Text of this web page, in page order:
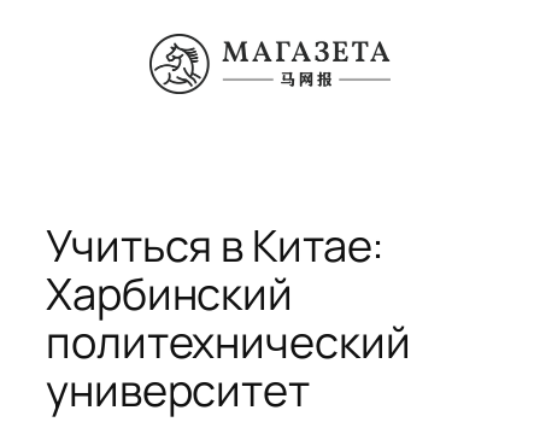
содержимому
Учиться в Китае:
Харбинский
политехнический
университет